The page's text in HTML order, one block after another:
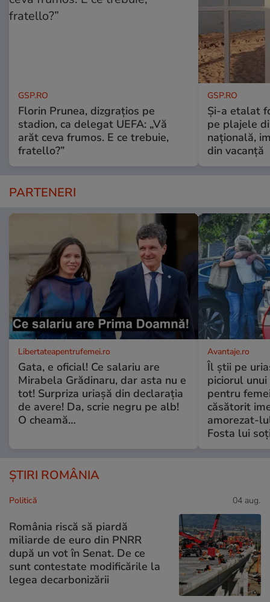
GSP.RO
Florin Prunea, dizgrațios pe
stadion, ca delegat UEFA: „Vă
arăt ceva frumos. E ce trebuie,
fratello?”
GSP.RO
Și-a etalat
pe plajele
națională,
din vacanță
PARTENERI
Libertateapentrufemei.ro
Gata, e oficial! Ce salariu are
Mirabela Grădinaru, dar asta nu e
tot! Surpriza uriașă din declarația
de avere! Da, scrie negru pe alb!
O cheamă…
Avantaje.ro
Îl știi pe
piciorul
pentru
căsătorit
amorezat-
Fosta lui
ȘTIRI ROMÂNIA
Politică 04 aug.
România riscă să piardă
miliarde de euro din PNRR
după un vot în Senat. De ce
sunt contestate modificările la
legea decarbonizării